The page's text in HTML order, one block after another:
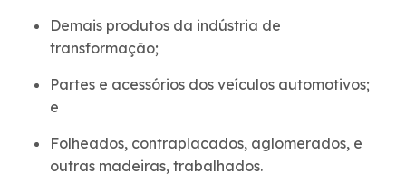
Demais produtos da indústria de
transformação;
Partes e acessórios dos veículos automotivos;
e
Folheados, contraplacados, aglomerados, e
outras madeiras, trabalhados.